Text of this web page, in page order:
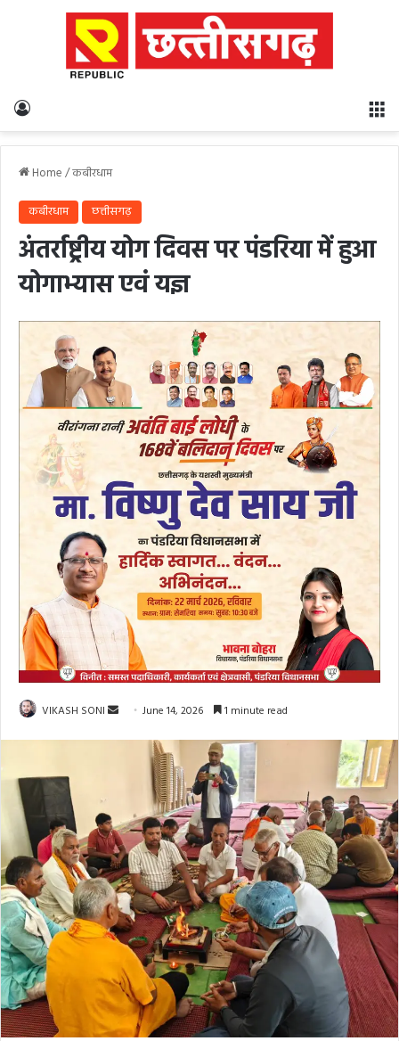
Home/कबीरधाम
कबीरधाम छत्तीसगढ़
अंतर्राष्ट्रीय योग दिवस पर पंडरिया में हुआ
योगाभ्यास एवं यज्ञ
VIKASH SONI
Send June 14, 2026 1 minute read